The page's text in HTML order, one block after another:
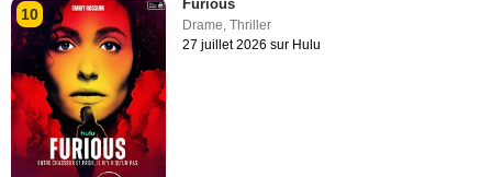
10
Furious
Drame ,Thriller
27 juillet 2026 sur Hulu